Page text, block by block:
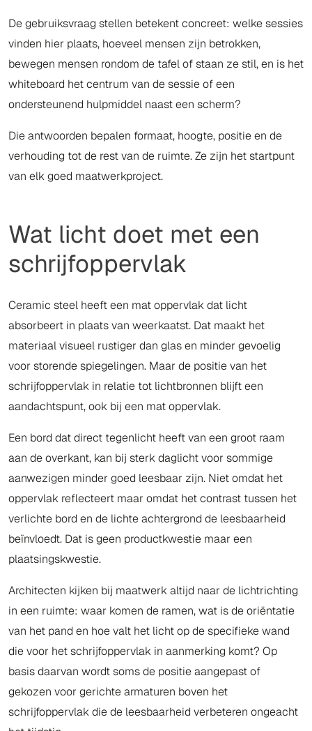
De gebruiksvraag stellen betekent concreet: welke sessies
vinden hier plaats, hoeveel mensen zijn betrokken,
bewegen mensen rondom de tafel of staan ze stil, en is het
whiteboard het centrum van de sessie of een
ondersteunend hulpmiddel naast een scherm?
Die antwoorden bepalen formaat, hoogte, positie en de
verhouding tot de rest van de ruimte. Ze zijn het startpunt
van elk goed maatwerkproject.
Wat licht doet met een
schrijfoppervlak
Ceramic steel heeft een mat oppervlak dat licht
absorbeert in plaats van weerkaatst. Dat maakt het
materiaal visueel rustiger dan glas en minder gevoelig
voor storende spiegelingen. Maar de positie van het
schrijfoppervlak in relatie tot lichtbronnen blijft een
aandachtspunt, ook bij een mat oppervlak.
Een bord dat direct tegenlicht heeft van een groot raam
aan de overkant, kan bij sterk daglicht voor sommige
aanwezigen minder goed leesbaar zijn. Niet omdat het
oppervlak reflecteert maar omdat het contrast tussen het
verlichte bord en de lichte achtergrond de leesbaarheid
beïnvloedt. Dat is geen productkwestie maar een
plaatsingskwestie.
Architecten kijken bij maatwerk altijd naar de lichtrichting
in een ruimte: waar komen de ramen, wat is de oriëntatie
van het pand en hoe valt het licht op de specifieke wand
die voor het schrijfoppervlak in aanmerking komt? Op
basis daarvan wordt soms de positie aangepast of
gekozen voor gerichte armaturen boven het
schrijfoppervlak die de leesbaarheid verbeteren ongeacht